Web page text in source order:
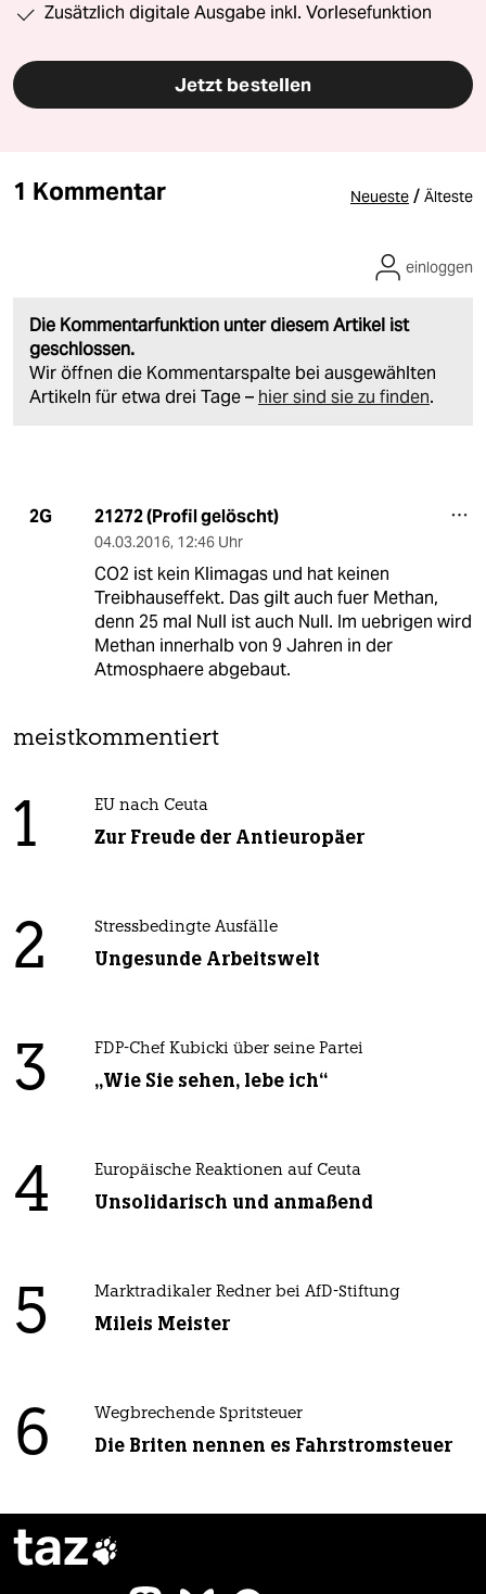
Zusätzlich digitale Ausgabe inkl. Vorlesefunktion
Jetzt bestellen
1 Kommentar Neueste / Älteste
Die Kommentarfunktion unter diesem Artikel ist
geschlossen.
Wir öffnen die Kommentarspalte bei ausgewählten
Artikeln für etwa drei Tage – hier sind sie zu finden.
einloggen
2G 21272 (Profil gelöscht)
04.03.2016, 12:46 Uhr
CO2 ist kein Klimagas und hat keinen
Treibhauseffekt. Das gilt auch fuer Methan,
denn 25 mal Null ist auch Null. Im uebrigen wird
Methan innerhalb von 9 Jahren in der
Atmosphaere abgebaut.
meistkommentiert
1 EU nach Ceuta
Zur Freude der Antieuropäer
2 Stressbedingte Ausfälle
Ungesunde Arbeitswelt
3 FDP-Chef Kubicki über seine Partei
„Wie Sie sehen, lebe ich“
4 Europäische Reaktionen auf Ceuta
Unsolidarisch und anmaßend
5 Marktradikaler Redner bei AfD-Stiftung
Mileis Meister
6 Wegbrechende Spritsteuer
Die Briten nennen es Fahrstromsteuer
taz